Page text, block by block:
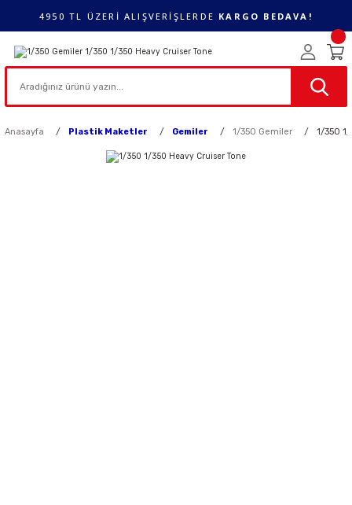
4950 TL ÜZERİ ALIŞVERİŞLERDE KARGO BEDAVA!
Anasayfa Plastik Maketler Gemiler 1/350 Gemiler 1/350